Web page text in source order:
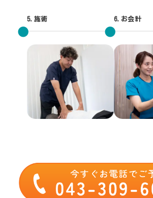
5.施術 6.お会計